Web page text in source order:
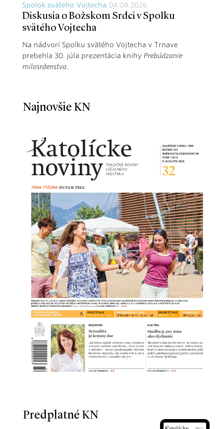
Spolok svätého Vojtecha 04.08.2026
Diskusia o Božskom Srdci v Spolku
svätého Vojtecha
Na nádvorí Spolku svätého Vojtecha v Trnave
prebehla 30. júla prezentácia knihy Prebúdzanie
milosrdenstva.
Najnovšie KN
Predplatné KN